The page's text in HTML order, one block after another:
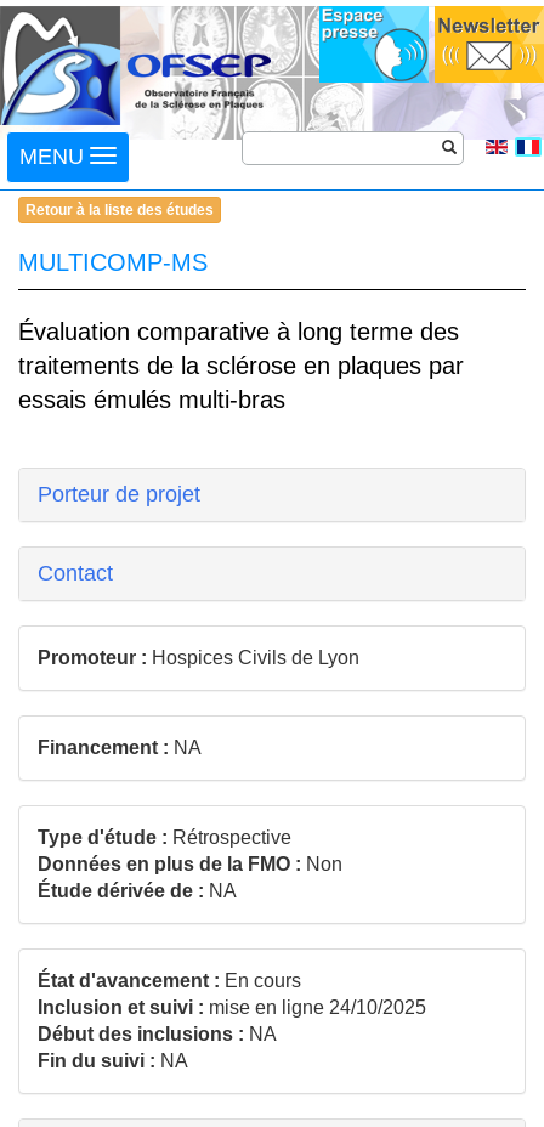
Toggle
navigation
MENU
Retour à la liste des études
MULTICOMP-MS
Évaluation comparative à long terme des
traitements de la sclérose en plaques par
essais émulés multi-bras
Porteur de projet
Contact
Promoteur : Hospices Civils de Lyon
Financement : NA
Type d'étude : Rétrospective
Données en plus de la FMO : Non
Étude dérivée de : NA
État d'avancement : En cours
Inclusion et suivi : mise en ligne 24/10/2025
Début des inclusions : NA
Fin du suivi : NA